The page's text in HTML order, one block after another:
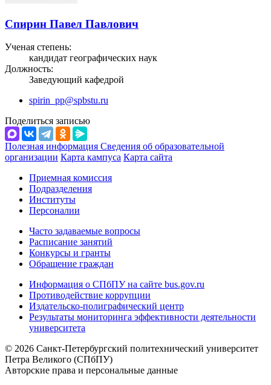
Спирин Павел Павлович
Ученая степень:
кандидат географических наук
Должность:
Заведующий кафедрой
spirin_pp@spbstu.ru
Поделиться записью
Полезная информация Сведения об образовательной
организации Карта кампуса Карта сайта
Приемная комиссия
Подразделения
Институты
Персоналии
Часто задаваемые вопросы
Расписание занятий
Конкурсы и гранты
Обращение граждан
Информация о СПбПУ на сайте bus.gov.ru
Противодействие коррупции
Издательско-полиграфический центр
Результаты мониторинга эффективности деятельности
университета
© 2026 Санкт-Петербургский политехнический университет
Петра Великого (СПбПУ)
Авторские права и персональные данные